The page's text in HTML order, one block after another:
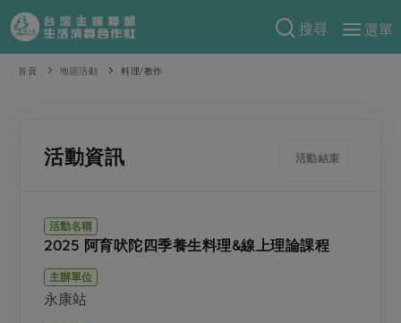
搜尋
選單
產品分類
芽苗類
奶蛋豆・五穀
食材
麵食
肉食
海鮮
特別企畫
把最好的台灣味帶回家！
2026年端午節預購圓滿結束
觀點文章
主婦食堂
社內大小事
關於合作社
認識合作社
重要公告
首頁 地區活動 料理/教作
活動結束
活動資訊
活動名稱
2025 阿育吠陀四季養生料理&線上理論課程
主辦單位
永康站